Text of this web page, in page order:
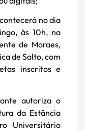
no dia
às 10h, na
de Moraes,
de Salto, com
inscritos e
autoriza o
da Estância
Universitário